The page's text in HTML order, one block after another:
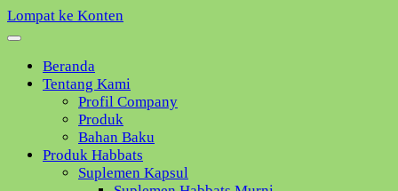
Lompat ke Konten
Beranda
Tentang Kami
Profil Company
Produk
Bahan Baku
Produk Habbats
Suplemen Kapsul